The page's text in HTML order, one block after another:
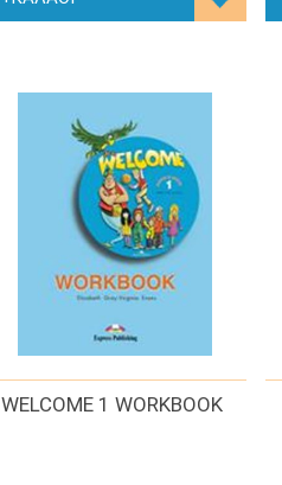
WELCOME 1 WORKBOOK